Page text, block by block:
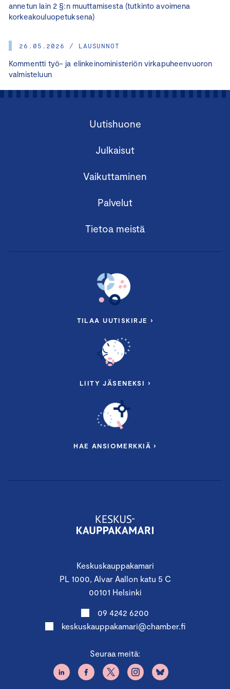
annetun lain 2 §:n muuttamisesta (tutkinto avoimena
korkeakouluopetuksena)
26.05.2026 / LAUSUNNOT
Kommentti työ- ja elinkeinoministeriön virkapuheenvuoron
valmisteluun
Keskuskauppakamari
PL 1000, Alvar Aallon katu 5 C
00101 Helsinki
09 4242 6200
keskuskauppakamari@chamber.fi
Seuraa meitä:
Uutishuone
Julkaisut
Vaikuttaminen
Palvelut
Tietoa meistä
TILAA UUTISKIRJE ›
LIITY JÄSENEKSI ›
HAE ANSIOMERKKIÄ ›